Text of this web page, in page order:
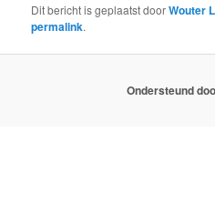
Dit bericht is geplaatst doorWouter
permalink.
Ondersteund